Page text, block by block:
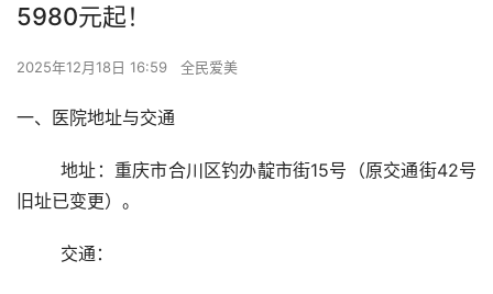
5980元起！
2025年12月18日 16:59 全民爱美
一、医院地址与交通
	地址：重庆市合川区钓办靛市街15号（原交通街42号
旧址已变更）。
	交通：